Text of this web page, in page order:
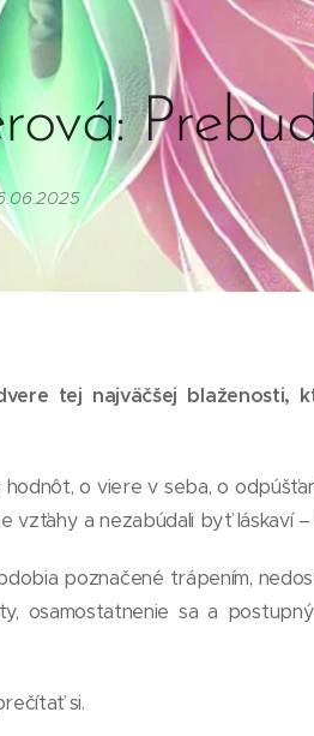
tej najväčšej blaženosti,
o viere v seba, o
a nezabúdali byť láskaví –
poznačené trápením,
osamostatnenie sa a
si.